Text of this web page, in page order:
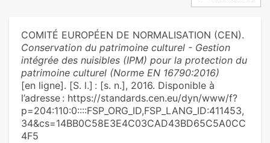
COMITÉ EUROPÉEN DE NORMALISATION (CEN).
Conservation du patrimoine culturel - Gestion
intégrée des nuisibles (IPM) pour la protection du
patrimoine culturel (Norme EN 16790:2016)
[en ligne]. [S. l.] : [s. n.], 2016. Disponible à
l’adresse : https://standards.cen.eu/dyn/www/f?
p=204:110:0::::FSP_ORG_ID,FSP_LANG_ID:411453,
34&cs=14BB0C58E3E4C03CAD43BD65C5A0CC
4F5